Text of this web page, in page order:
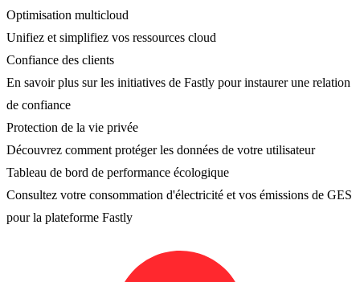
Optimisation multicloud
Unifiez et simplifiez vos ressources cloud
Confiance des clients
En savoir plus sur les initiatives de Fastly pour instaurer une relation
de confiance
Protection de la vie privée
Découvrez comment protéger les données de votre utilisateur
Tableau de bord de performance écologique
Consultez votre consommation d'électricité et vos émissions de GES
pour la plateforme Fastly